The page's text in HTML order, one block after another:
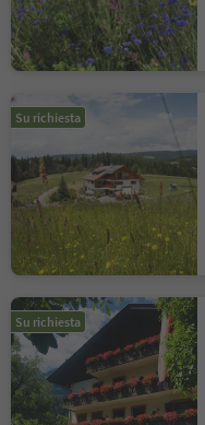
Su richiesta
Su richiesta